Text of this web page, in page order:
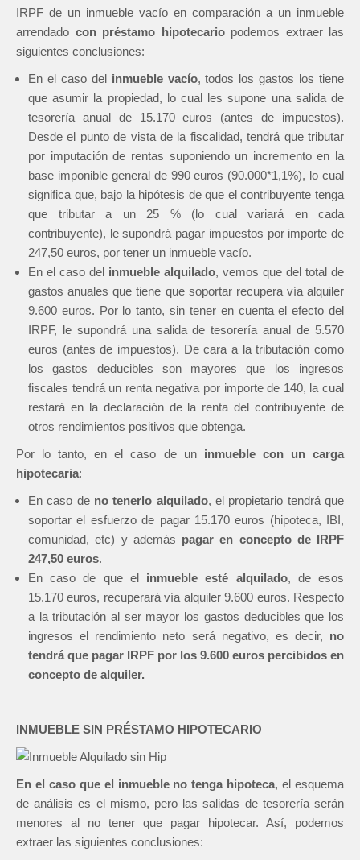
IRPF de un inmueble vacío en comparación a un inmueble
arrendado con préstamo hipotecariopodemos extraer las
siguientes conclusiones:
En el caso del inmueble vacío, todos los gastos los tiene
que asumir la propiedad, lo cual les supone una salida de
tesorería anual de 15.170 euros (antes de impuestos).
Desde el punto de vista de la fiscalidad, tendrá que tributar
por imputación de rentas suponiendo un incremento en la
base imponible general de 990 euros (90.000*1,1%), lo cual
significa que, bajo la hipótesis de que el contribuyente tenga
que tributar a un 25 % (lo cual variará en cada
contribuyente), le supondrá pagar impuestos por importe de
247,50 euros, por tener un inmueble vacío.
En el caso del inmueble alquilado, vemos que del total de
gastos anuales que tiene que soportar recupera vía alquiler
9.600 euros. Por lo tanto, sin tener en cuenta el efecto del
IRPF, le supondrá una salida de tesorería anual de 5.570
euros (antes de impuestos). De cara a la tributación como
los gastos deducibles son mayores que los ingresos
fiscales tendrá un renta negativa por importe de 140, la cual
restará en la declaración de la renta del contribuyente de
otros rendimientos positivos que obtenga.
Por lo tanto, en el caso de uninmueble con un carga
hipotecaria:
En caso de no tenerlo alquilado, el propietario tendrá que
soportar el esfuerzo de pagar 15.170 euros (hipoteca, IBI,
comunidad, etc) y además pagar en concepto de IRPF
247,50 euros.
En caso de que el inmueble esté alquilado, de esos
15.170 euros, recuperará vía alquiler 9.600 euros. Respecto
a la tributación al ser mayor los gastos deducibles que los
ingresos el rendimiento neto será negativo, es decir, no
tendrá que pagar IRPF por los 9.600 euros percibidos en
concepto de alquiler.
INMUEBLE SIN PRÉSTAMO HIPOTECARIO
En el caso que el inmueble no tenga hipoteca, el esquema
de análisis es el mismo, pero las salidas de tesorería serán
menores al no tener que pagar hipotecar. Así, podemos
extraer las siguientes conclusiones: